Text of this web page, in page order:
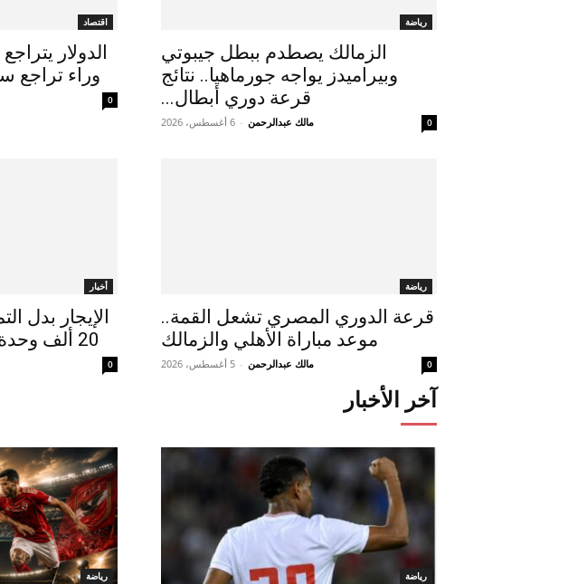
اقتصاد
وراء تراجع
0
رياضة
الزمالك يصطدم ببطل جيبوتي
وبيراميدز يواجه جورماهيا.. نتائج
قرعة دوري أبطال...
مالك عبدالرحمن - 6 أغسطس، 2026 0
أخبار
الإيجار بدل
20 ألف وحدة سكنية جديدة بهذه...
0
رياضة
قرعة الدوري المصري تشعل القمة..
موعد مباراة الأهلي والزمالك
مالك عبدالرحمن - 5 أغسطس، 2026 0
آخر الأخبار
رياضة رياضة